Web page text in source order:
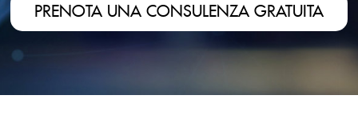
PRENOTA UNA CONSULENZA GRATUITA